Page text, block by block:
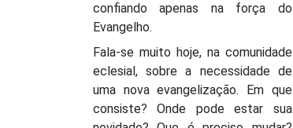
confiando apenas na força do
Evangelho.
Fala-se muito hoje, na comunidade
eclesial, sobre a necessidade de
uma nova evangelização. Em que
consiste? Onde pode estar sua